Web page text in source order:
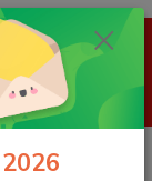
dovolenou. V
však v tomto
vč. DPH, získáte
Děkujeme za